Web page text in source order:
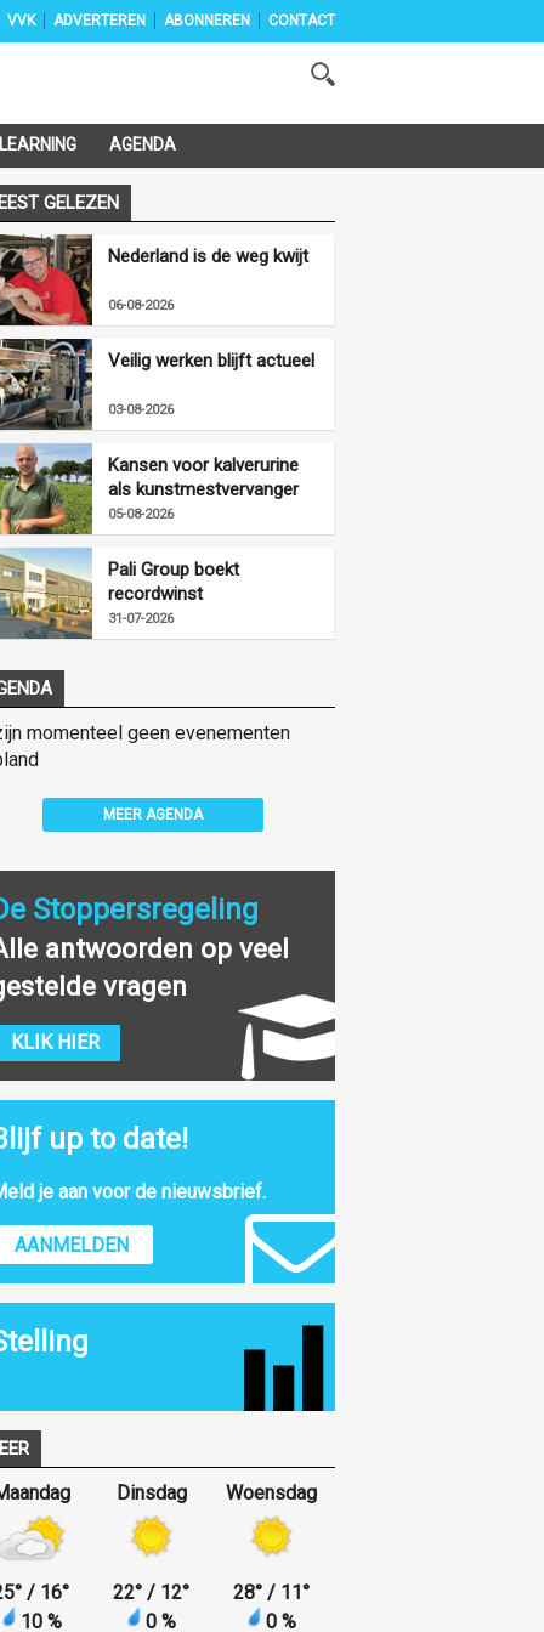
AGENDA
VVK ADVERTEREN ABONNEREN CONTACT
GELEZEN
Nederland is de weg kwijt
06-08-2026
Veilig werken blijft actueel
03-08-2026
Kansen voor kalverurine
als kunstmestvervanger
05-08-2026
Pali Group boekt
recordwinst
31-07-2026
momenteel geen evenementen
MEER AGENDA
Stoppersregeling
antwoorden op veel
vragen
KLIK HIER
up to date!
je aan voor de nieuwsbrief.
AANMELDEN
° / 16°
10 %
Dinsdag
22° / 12°
0 %
Woensdag
28° / 11 °
0 %